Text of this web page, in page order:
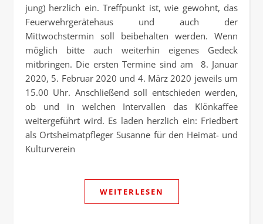
jung) herzlich ein. Treffpunkt ist, wie gewohnt, das
Feuerwehrgerätehaus und auch der
Mittwochstermin soll beibehalten werden. Wenn
möglich bitte auch weiterhin eigenes Gedeck
mitbringen. Die ersten Termine sind am 8. Januar
2020, 5. Februar 2020 und 4. März 2020 jeweils um
15.00 Uhr. Anschließend soll entschieden werden,
ob und in welchen Intervallen das Klönkaffee
weitergeführt wird. Es laden herzlich ein: Friedbert
als Ortsheimatpfleger Susanne für den Heimat- und
Kulturverein
WEITERLESEN